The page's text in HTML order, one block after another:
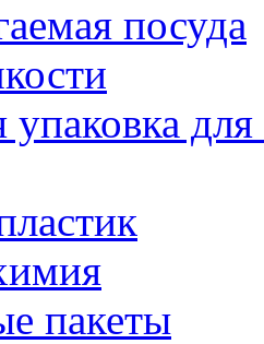
посуда
пакеты